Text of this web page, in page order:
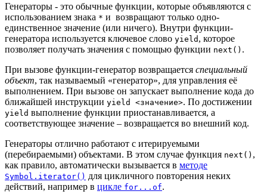
Генераторы - это обычные функции, которые объявляются с
использованием знака * и возвращают только одно-
единственное значение (или ничего). Внутри функции-
генератора используется ключевое слово yield , которое
позволяет получать значения с помощью функции next() .
При вызове функции-генератор возвращается специальный
объект, так называемый «генератор», для управления её
выполнением. При вызове он запускает выполнение кода до
ближайшей инструкции yield <значение>. По достижении
yield выполнение функции приостанавливается, а
соответствующее значение – возвращается во внешний код.
Генераторы отлично работают с итерируемыми
(перебираемыми) объектами. В этом случае функция next() ,
как правило, автоматически вызывается в методе
Symbol.iterator() для цикличного повторения неких
действий, например в цикле for...of.